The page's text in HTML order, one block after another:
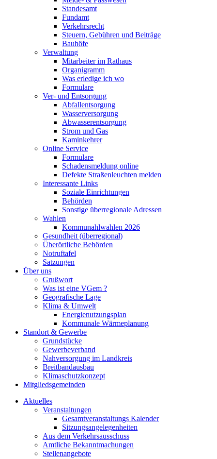
Standesamt
Fundamt
Verkehrsrecht
Steuern, Gebühren und Beiträge
Bauhöfe
Verwaltung
Mitarbeiter im Rathaus
Organigramm
Was erledige ich wo
Formulare
Ver- und Entsorgung
Abfallentsorgung
Wasserversorgung
Abwasserentsorgung
Strom und Gas
Kaminkehrer
Online Service
Formulare
Schadensmeldung online
Defekte Straßenleuchten melden
Interessante Links
Soziale Einrichtungen
Behörden
Sonstige überregionale Adressen
Wahlen
Kommunahlwahlen 2026
Gesundheit (überregional)
Überörtliche Behörden
Notruftafel
Satzungen
Über uns
Grußwort
Was ist eine VGem ?
Geografische Lage
Klima & Umwelt
Energienutzungsplan
Kommunale Wärmeplanung
Standort & Gewerbe
Grundstücke
Gewerbeverband
Nahversorgung im Landkreis
Breitbandausbau
Klimaschutzkonzept
Mitgliedsgemeinden
Aktuelles
Veranstaltungen
Gesamtveranstaltungs Kalender
Sitzungsangelegenheiten
Aus dem Verkehrsausschuss
Amtliche Bekanntmachungen
Stellenangebote